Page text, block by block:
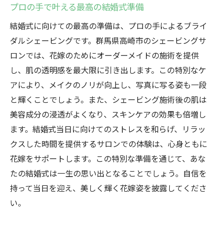
プロの手で叶える最高の結婚式準備
結婚式に向けての最高の準備は、プロの手によるブライ
ダルシェービングです。群馬県高崎市のシェービングサ
ロンでは、花嫁のためにオーダーメイドの施術を提供
し、肌の透明感を最大限に引き出します。この特別なケ
アにより、メイクのノリが向上し、写真に写る姿も一段
と輝くことでしょう。また、シェービング施術後の肌は
美容成分の浸透がよくなり、スキンケアの効果も倍増し
ます。結婚式当日に向けてのストレスを和らげ、リラッ
クスした時間を提供するサロンでの体験は、心身ともに
花嫁をサポートします。この特別な準備を通じて、あな
たの結婚式は一生の思い出となることでしょう。自信を
持って当日を迎え、美しく輝く花嫁姿を披露してくださ
い。